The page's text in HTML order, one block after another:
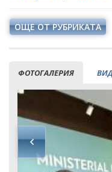
ОЩЕ ОТ РУБРИКАТА
ФОТОГАЛЕРИЯ